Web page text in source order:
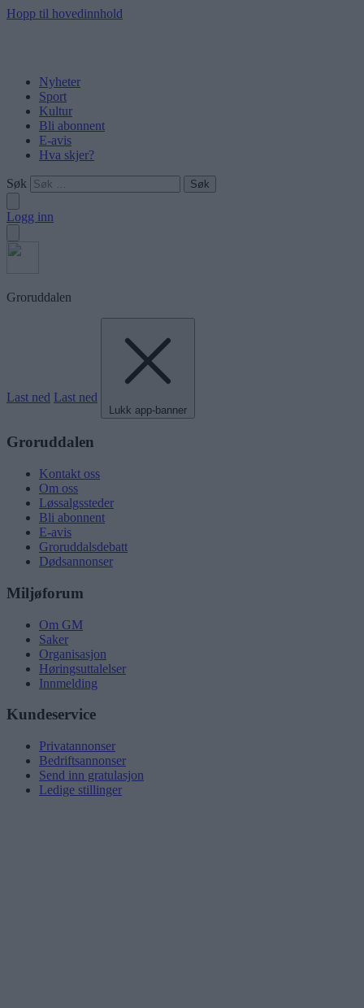
Hopp til hovedinnhold
Nyheter
Sport
Kultur
Bli abonnent
E-avis
Hva skjer?
Søk
Logg inn
Groruddalen
Last ned Last ned
Lukk app-banner
Groruddalen
Kontakt oss
Om oss
Løssalgssteder
Bli abonnent
E-avis
Groruddalsdebatt
Dødsannonser
Miljøforum
Om GM
Saker
Organisasjon
Høringsuttalelser
Innmelding
Kundeservice
Privatannonser
Bedriftsannonser
Send inn gratulasjon
Ledige stillinger